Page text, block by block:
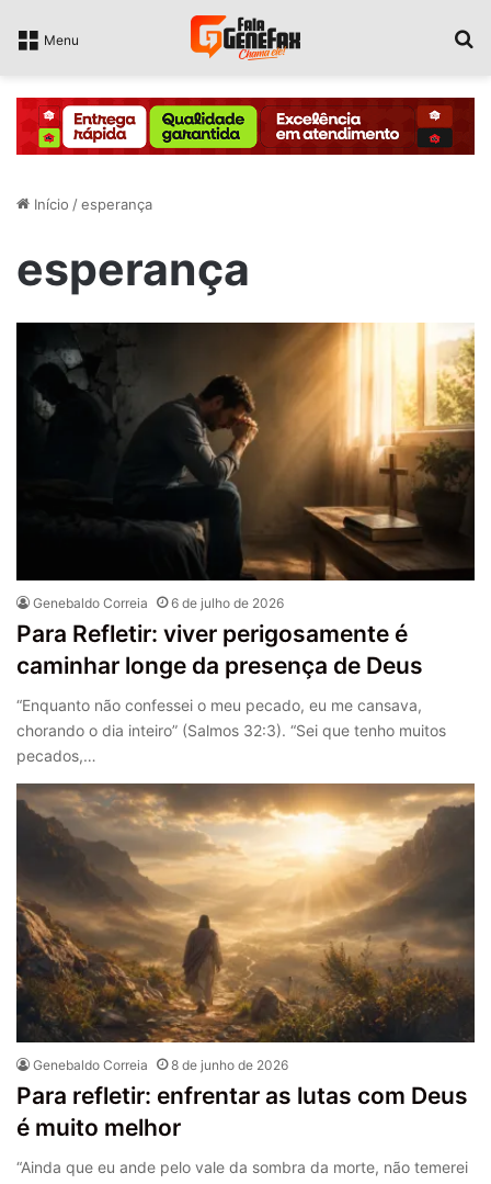
Menu
Início /esperança
esperança
Genebaldo Correia 6 de julho de 2026
Para Refletir: viver perigosamente é
caminhar longe da presença de Deus
“Enquanto não confessei o meu pecado, eu me cansava,
chorando o dia inteiro” (Salmos 32:3). “Sei que tenho muitos
pecados,…
Genebaldo Correia 8 de junho de 2026
Para refletir: enfrentar as lutas com Deus
é muito melhor
“Ainda que eu ande pelo vale da sombra da morte, não temerei